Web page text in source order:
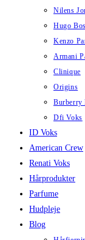
Nilens
Hugo
Kenzo
Armani
Clinique
Origins
Burberry
Dfi Voks
ID Voks
American Crew
Renati Voks
Hårprodukter
Parfume
Hudpleje
Blog